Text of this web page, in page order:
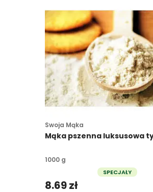
Swoja Mąka
Mąka pszenna luksusowa
1000 g
SPECJAŁY
8.69 zł